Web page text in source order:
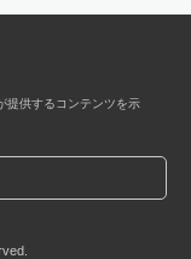
提供するコンテンツを示